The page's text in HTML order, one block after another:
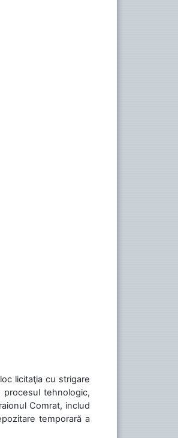
licitaţia cu strigare
tehnologic,
Comrat, includ
temporară a